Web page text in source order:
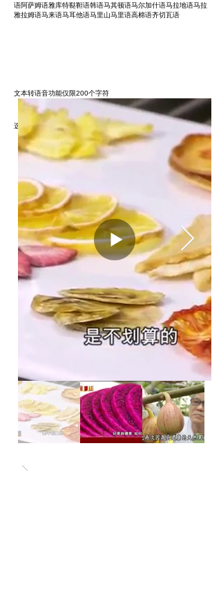
语阿萨姆语雅库特鞑靼语韩语马其顿语马尔加什语马拉地语马拉
雅拉姆语马来语马耳他语马里山马里语高棉语齐切瓦语
文本转语音功能仅限200个字符
选项:历史 Donate 关闭